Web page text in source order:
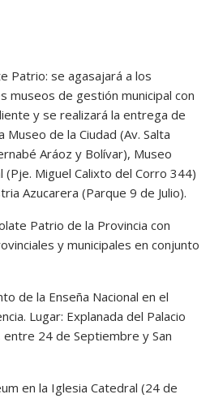
Patrio: se agasajará a los
museos de gestión municipal con
y se realizará la entrega de
Museo de la Ciudad (Av. Salta
Aráoz y Bolívar), Museo
(Pje. Miguel Calixto del Corro 344)
Azucarera (Parque 9 de Julio).
Patrio de la Provincia con
y municipales en conjunto
de la Enseña Nacional en el
Lugar: Explanada del Palacio
24 de Septiembre y San
en la Iglesia Catedral (24 de